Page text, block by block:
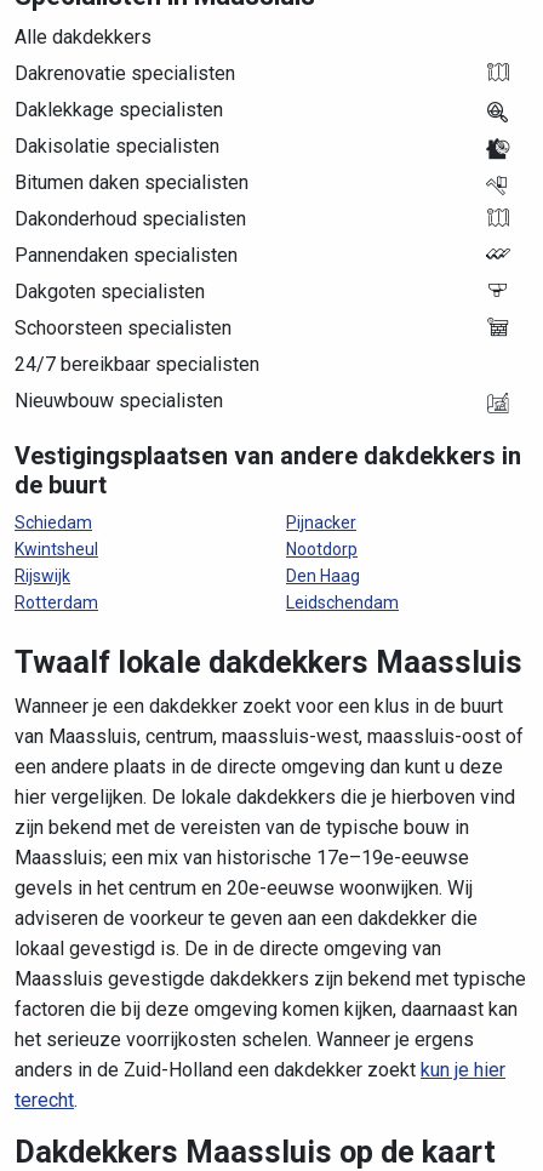
Alle dakdekkers
Dakrenovatie specialisten
Daklekkage specialisten
Dakisolatie specialisten
Bitumen daken specialisten
Dakonderhoud specialisten
Pannendaken specialisten
Dakgoten specialisten
Schoorsteen specialisten
24/7 bereikbaar specialisten
Nieuwbouw specialisten
Vestigingsplaatsen van andere dakdekkers in
de buurt
Schiedam
Kwintsheul
Rijswijk
Rotterdam
Pijnacker
Nootdorp
Den Haag
Leidschendam
Twaalf lokale dakdekkers Maassluis
Wanneer je een dakdekker zoekt voor een klus in de buurt
van Maassluis, centrum, maassluis-west, maassluis-oost of
een andere plaats in de directe omgeving dan kunt u deze
hier vergelijken. De lokale dakdekkers die je hierboven vind
zijn bekend met de vereisten van de typische bouw in
Maassluis; een mix van historische 17e–19e-eeuwse
gevels in het centrum en 20e-eeuwse woonwijken. Wij
adviseren de voorkeur te geven aan een dakdekker die
lokaal gevestigd is. De in de directe omgeving van
Maassluis gevestigde dakdekkers zijn bekend met typische
factoren die bij deze omgeving komen kijken, daarnaast kan
het serieuze voorrijkosten schelen. Wanneer je ergens
anders in de Zuid-Holland een dakdekker zoekt kun je hier
terecht.
Dakdekkers Maassluis op de kaart